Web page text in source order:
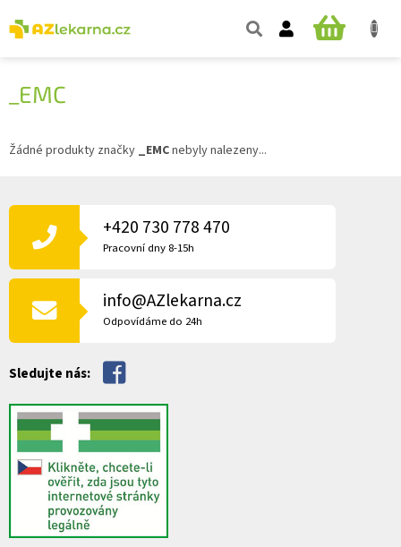
na
obsah
NÁKUPNÍ
_EMC
Žádné produkty značky _EMCnebyly nalezeny...
Á
T
+420 730 778 470
Pracovní dny 8-15h
info@AZlekarna.cz
Odpovídáme do 24h
Sledujte nás: